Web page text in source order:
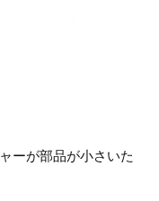
ーが部品が小さいた